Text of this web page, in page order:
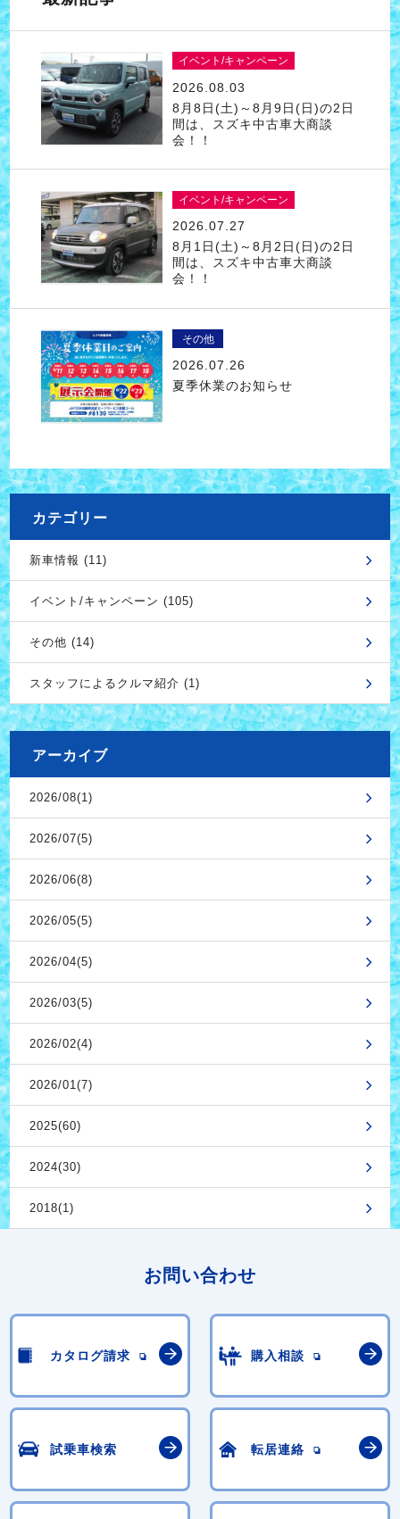
イベント/キャンペーン
2026.08.03
8月8日(土)～8月9日(日)の2日
間は、スズキ中古車大商談
会！！
イベント/キャンペーン
2026.07.27
8月1日(土)～8月2日(日)の2日
間は、スズキ中古車大商談
会！！
その他
2026.07.26
夏季休業のお知らせ
カテゴリー
新車情報 (11)
イベント/キャンペーン (105)
その他 (14)
スタッフによるクルマ紹介 (1)
アーカイブ
2026/08(1)
2026/07(5)
2026/06(8)
2026/05(5)
2026/04(5)
2026/03(5)
2026/02(4)
2026/01(7)
2025(60)
2024(30)
2018(1)
お問い合わせ
カタログ請求 購入相談
試乗車検索 転居連絡